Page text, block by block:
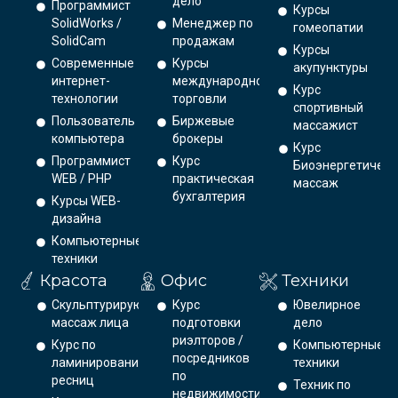
Программист
SolidWorks /
SolidCam
Современные
интернет-
технологии
Пользователь
компьютера
Программист
WEB / PHP
Курсы WEB-
дизайна
Компьютерные
техники
Менеджер по
продажам
Курсы
международной
торговли
Биржевые
брокеры
Курс
практическая
бухгалтерия
Курсы
гомеопатии
Курсы
акупунктуры
Курс
спортивный
массажист
Курс
массаж
Красота
Скульптурирующий
массаж лица
Курс по
ламинированию
ресниц
Офис
Курс
подготовки
риэлторов /
посредников
по
недвижимости
Техники
Ювелирное
дело
Компьютерные
техники
Техник по